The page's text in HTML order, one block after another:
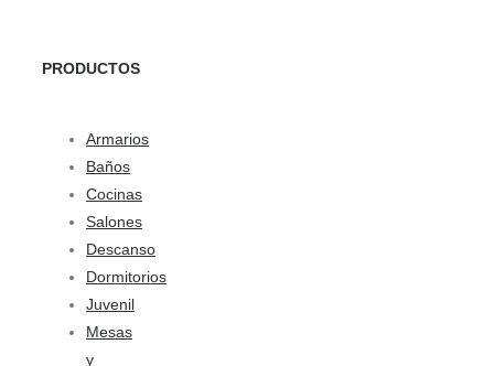
PRODUCTOS
Armarios
Baños
Cocinas
Salones
Descanso
Dormitorios
Juvenil
Mesas
y